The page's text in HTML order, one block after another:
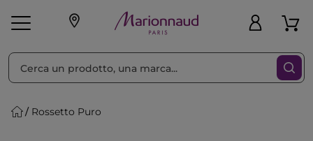
Make-up
Rossetto Puro
Ordina per Filtra